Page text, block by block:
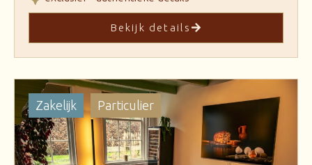
Bekijk details
Zakelijk Particulier